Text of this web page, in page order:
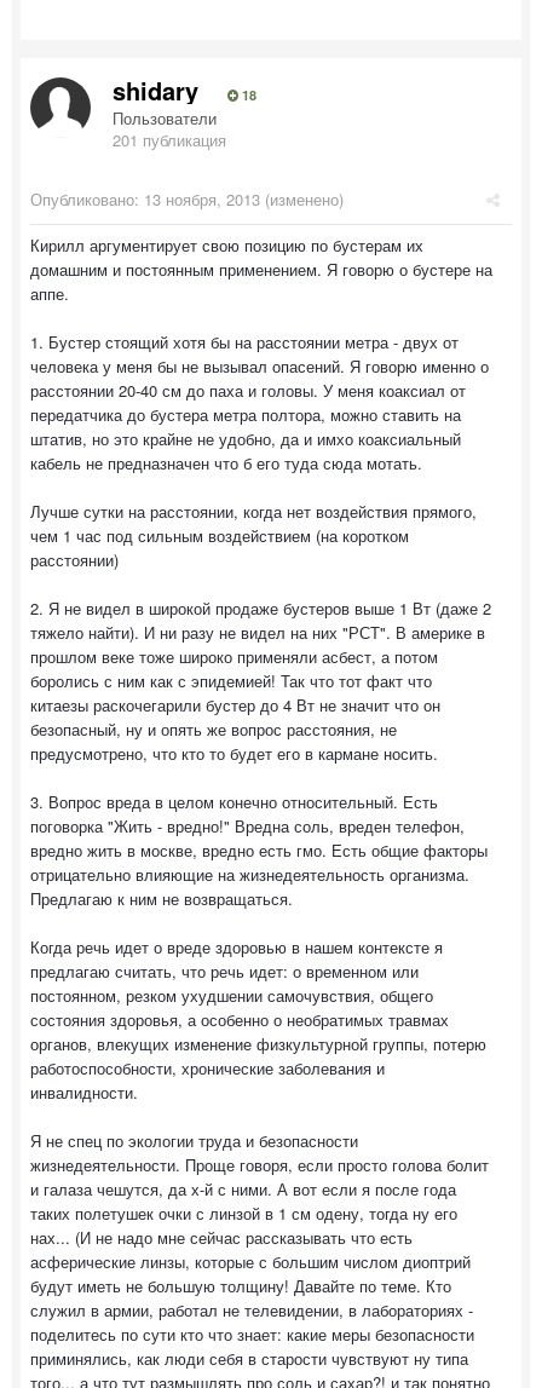
shidary 18
Пользователи
201 публикация
Опубликовано: 13 ноября, 2013 (изменено)
Кирилл аргументирует свою позицию по бустерам их
домашним и постоянным применением. Я говорю о бустере на
аппе.
1. Бустер стоящий хотя бы на расстоянии метра - двух от
человека у меня бы не вызывал опасений. Я говорю именно о
расстоянии 20-40 см до паха и головы. У меня коаксиал от
передатчика до бустера метра полтора, можно ставить на
штатив, но это крайне не удобно, да и имхо коаксиальный
кабель не предназначен что б его туда сюда мотать.
Лучше сутки на расстоянии, когда нет воздействия прямого,
чем 1 час под сильным воздействием (на коротком
расстоянии)
2. Я не видел в широкой продаже бустеров выше 1 Вт (даже 2
тяжело найти). И ни разу не видел на них "РСТ". В америке в
прошлом веке тоже широко применяли асбест, а потом
боролись с ним как с эпидемией! Так что тот факт что
китаезы раскочегарили бустер до 4 Вт не значит что он
безопасный, ну и опять же вопрос расстояния, не
предусмотрено, что кто то будет его в кармане носить.
3. Вопрос вреда в целом конечно относительный. Есть
поговорка "Жить - вредно!" Вредна соль, вреден телефон,
вредно жить в москве, вредно есть гмо. Есть общие факторы
отрицательно влияющие на жизнедеятельность организма.
Предлагаю к ним не возвращаться.
Когда речь идет о вреде здоровью в нашем контексте я
предлагаю считать, что речь идет: о временном или
постоянном, резком ухудшении самочувствия, общего
состояния здоровья, а особенно о необратимых травмах
органов, влекущих изменение физкультурной группы, потерю
работоспособности, хронические заболевания и
инвалидности.
Я не спец по экологии труда и безопасности
жизнедеятельности. Проще говоря, если просто голова болит
и галаза чешутся, да х-й с ними. А вот если я после года
таких полетушек очки с линзой в 1 см одену, тогда ну его
нах... (И не надо мне сейчас рассказывать что есть
асферические линзы, которые с большим числом диоптрий
будут иметь не большую толщину! Давайте по теме. Кто
служил в армии, работал не телевидении, в лабораториях -
поделитесь по сути кто что знает: какие меры безопасности
приминялись, как люди себя в старости чувствуют ну типа
того... а что тут размышлять про соль и сахар?! и так понятно